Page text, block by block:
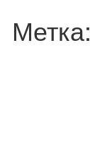
Метка: